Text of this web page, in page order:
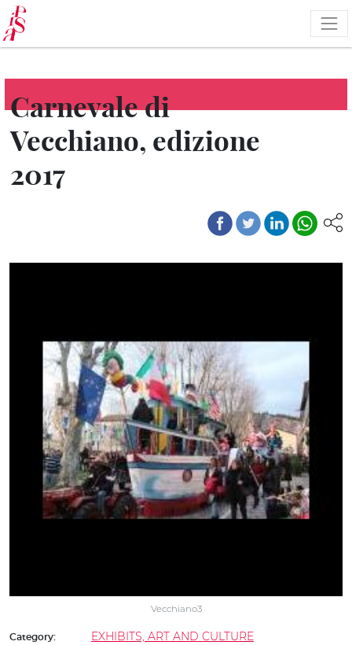
Skip
to
main
content
Carnevale di
Vecchiano, edizione
2017
Vecchiano3
Category: EXHIBITS, ART AND CULTURE